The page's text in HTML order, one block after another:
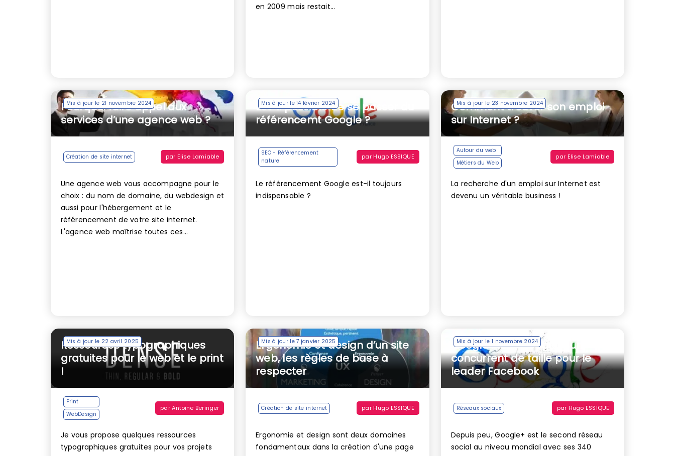
en 2009 mais restait...
Mis à jour le 21 novembre 2024
Pourquoi faire appel aux
services d’une agence web ?
Création de site internet par Elise Lamiable
Une agence web vous accompagne pour le
choix : du nom de domaine, du webdesign et
aussi pour l'hébergement et le
référencement de votre site internet.
L'agence web maîtrise toutes ces...
Mis à jour le 14 février 2024
Est-il possible de se passer du
référencemt Google ?
SEO - Référencement
naturel
par Hugo ESSIQUE
Le référencement Google est-il toujours
indispensable ?
Mis à jour le 23 novembre 2024
Comment trouver son emploi
sur Internet ?
Autour du web
Métiers du Web
par Elise Lamiable
La recherche d'un emploi sur Internet est
devenu un véritable business !
Mis à jour le 22 avril 2025
Ressources typographiques
gratuites pour le web et le print
!
Print
WebDesign
parAntoine Beringer
Je vous propose quelques ressources
typographiques gratuites pour vos projets
Mis à jour le 7 janvier 2025
Ergonomie et design d’un site
web, les règles de base à
respecter
Création de site internet par Hugo ESSIQUE
Ergonomie et design sont deux domaines
fondamentaux dans la création d'une page
Mis à jour le 1 novembre 2024
Google Plus | Google+, un
concurrent de taille pour le
leader Facebook
Réseaux sociaux par Hugo ESSIQUE
Depuis peu, Google+ est le second réseau
social au niveau mondial avec ses 340